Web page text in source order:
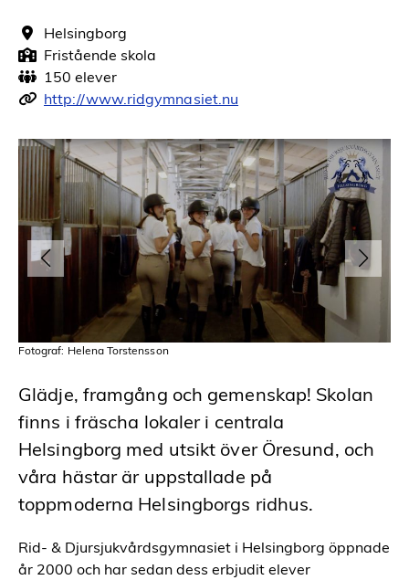
Helsingborg
Fristående skola
150 elever
http://www.ridgymnasiet.nu
Fotograf: Helena Torstensson
Glädje, framgång och gemenskap! Skolan
finns i fräscha lokaler i centrala
Helsingborg med utsikt över Öresund, och
våra hästar är uppstallade på
toppmoderna Helsingborgs ridhus.
Rid- & Djursjukvårdsgymnasiet i Helsingborg öppnade
år 2000 och har sedan dess erbjudit elever